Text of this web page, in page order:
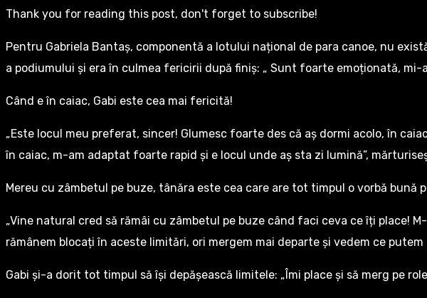
Thank you for reading this post, don't forget to subscribe!
Pentru Gabriela Bantaș, componentă a lotului național de para canoe, nu
a podiumului și era în culmea fericirii după finiș: „ Sunt foarte emoționată,
Când e în caiac, Gabi este cea mai fericită!
„Este locul meu preferat, sincer! Glumesc foarte des că aș dormi acolo, în
în caiac, m-am adaptat foarte rapid și e locul unde aș sta zi lumină”,
Mereu cu zâmbetul pe buze, tânăra este cea care are tot timpul o vorbă bună
„Vine natural cred să rămâi cu zâmbetul pe buze când faci ceva ce îți place!
rămânem blocați în aceste limitări, ori mergem mai departe și vedem ce putem
Gabi și-a dorit tot timpul să își depășească limitele: „Îmi place și să merg pe